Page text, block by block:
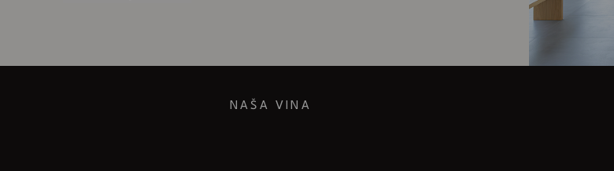
NAŠA VINA